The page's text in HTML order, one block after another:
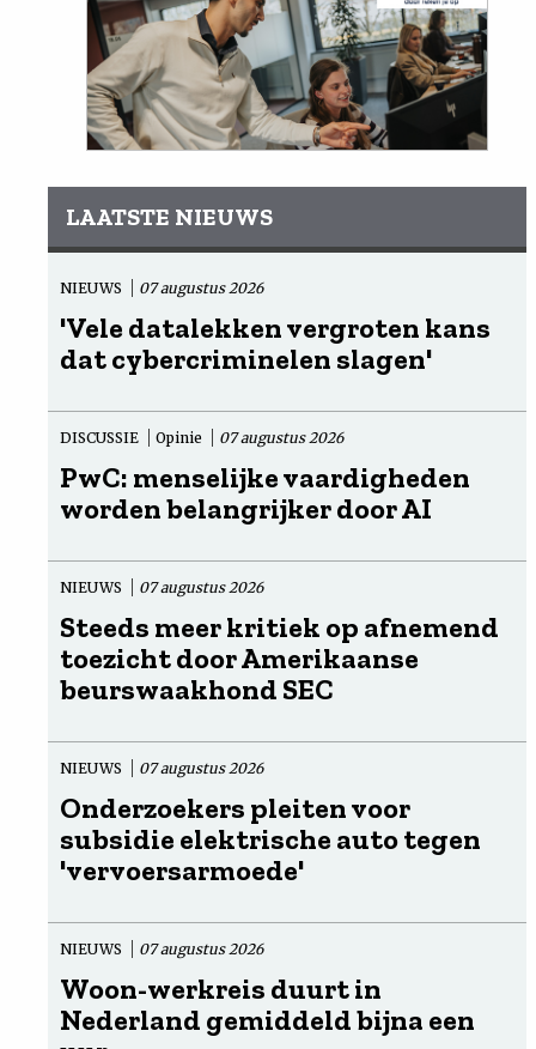
LAATSTE NIEUWS
NIEUWS 07 augustus 2026
'Vele datalekken vergroten kans
dat cybercriminelen slagen'
DISCUSSIE Opinie 07 augustus 2026
PwC: menselijke vaardigheden
worden belangrijker door AI
NIEUWS 07 augustus 2026
Steeds meer kritiek op afnemend
toezicht door Amerikaanse
beurswaakhond SEC
NIEUWS 07 augustus 2026
Onderzoekers pleiten voor
subsidie elektrische auto tegen
'vervoersarmoede'
NIEUWS 07 augustus 2026
Woon-werkreis duurt in
Nederland gemiddeld bijna een